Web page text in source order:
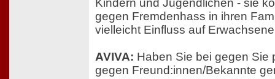
Kindern und Jugendlichen - sie
gegen Fremdenhass in ihren
vielleicht Einfluss auf
AVIVA: Haben Sie bei gegen Sie
gegen Freund:innen/Bekannte